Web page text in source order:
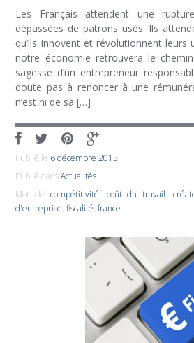
Les Français attendent une
dépassées de patrons usés. Ils
qu’ils innovent et révolutionnent leurs
notre économie retrouvera le
sagesse d’un entrepreneur
doute pas à renoncer à une
n’est ni de sa […]
Publié le 6 décembre 2013
Publié dansActualités
Mot clécompétitivité, coût du travail,
d'entreprise,fiscalité,france